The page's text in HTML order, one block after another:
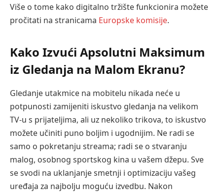
Više o tome kako digitalno tržište funkcionira možete
pročitati na stranicama Europske komisije.
Kako Izvući Apsolutni Maksimum
iz Gledanja na Malom Ekranu?
Gledanje utakmice na mobitelu nikada neće u
potpunosti zamijeniti iskustvo gledanja na velikom
TV-u s prijateljima, ali uz nekoliko trikova, to iskustvo
možete učiniti puno boljim i ugodnijim. Ne radi se
samo o pokretanju streama; radi se o stvaranju
malog, osobnog sportskog kina u vašem džepu. Sve
se svodi na uklanjanje smetnji i optimizaciju vašeg
uređaja za najbolju moguću izvedbu. Nakon